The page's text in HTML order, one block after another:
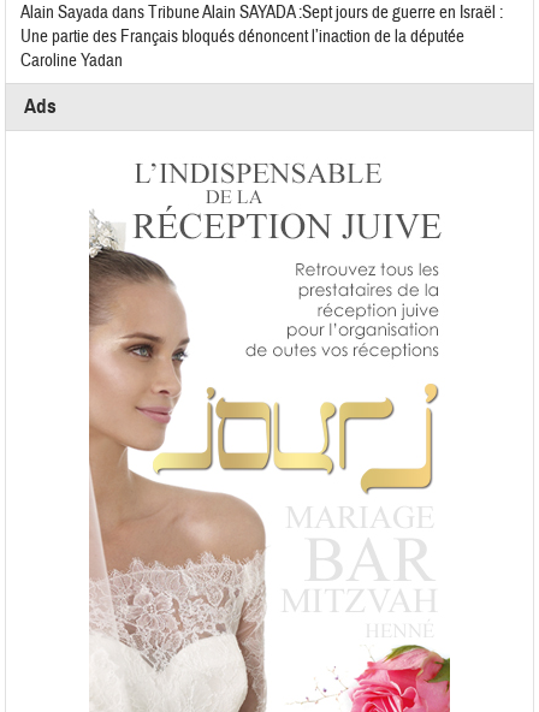
Alain SayadadansTribune Alain SAYADA :Sept jours de guerre en Israël :
Une partie des Français bloqués dénoncent l’inaction de la députée
Caroline Yadan
Ads